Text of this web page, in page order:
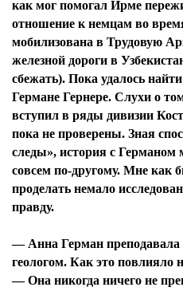
как мог помогал Ирме
отношение к немцам во
мобилизована в Трудовую
железной дороги в
сбежать). Пока удалось
Германе Гернере. Слухи о
вступил в ряды дивизии
пока не проверены. Зная
следы», история с Германом
совсем по-другому. Мне как
проделать немало
правду.
— Анна Герман преподавала
геологом. Как это повлияло
— Она никогда ничего не